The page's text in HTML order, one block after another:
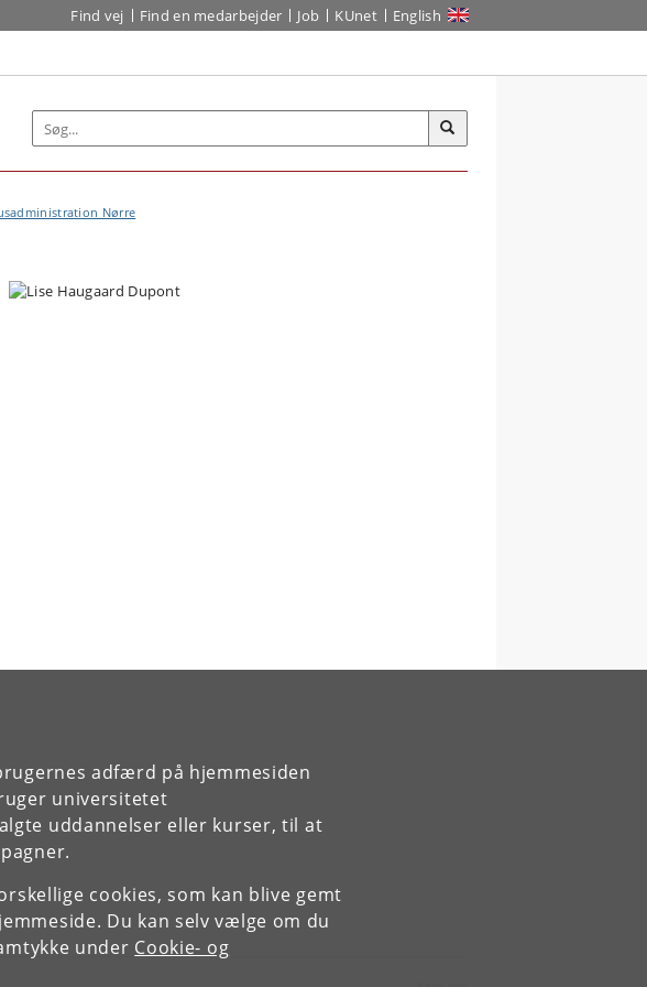
adfærd på hjemmesiden
universitetet
uddannelser eller kurser, til at
cookies, som kan blive gemt
Du kan selv vælge om du
under Cookie- og
Find vej Find en medarbejder Job KUnet English
Nørre